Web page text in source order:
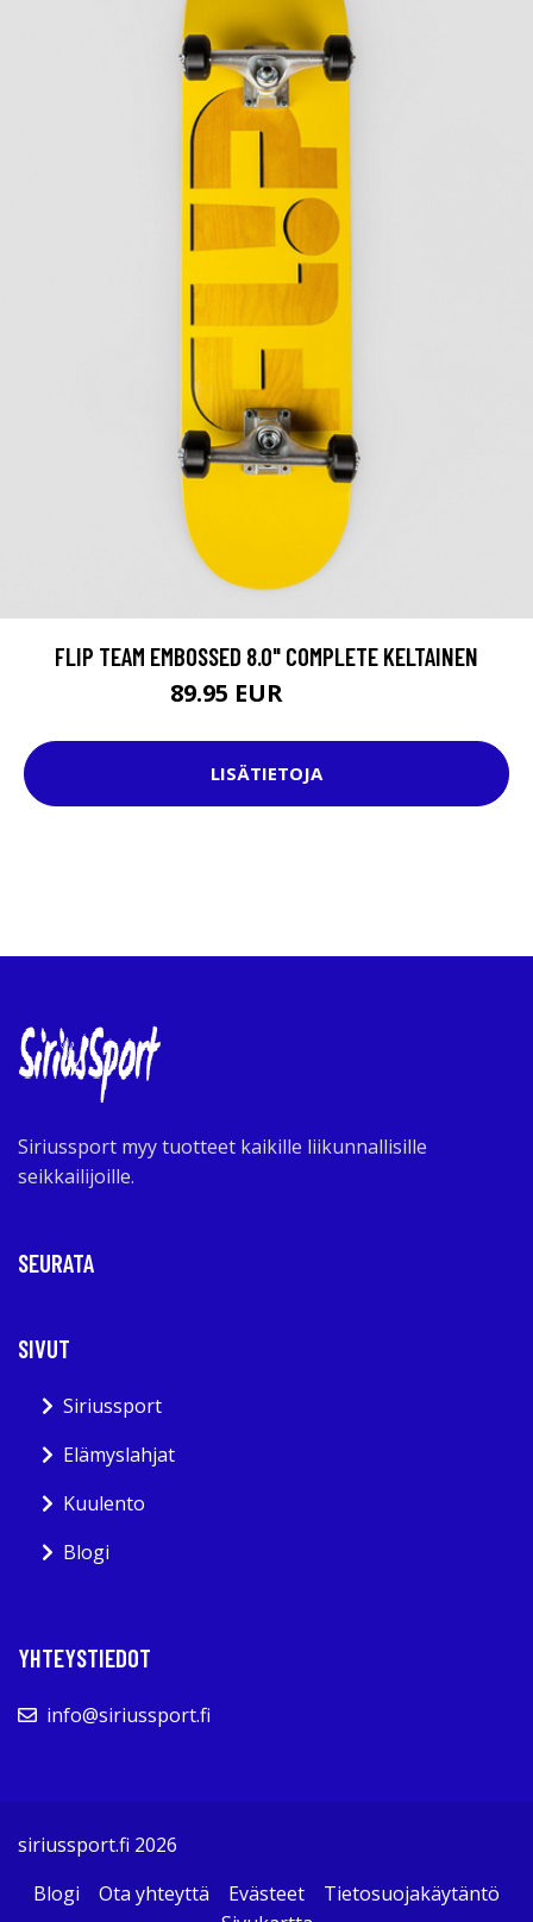
FLIP TEAM EMBOSSED 8.0" COMPLETE KELTAINEN
89.95 EUR
LISÄTIETOJA
Siriussport myy tuotteet kaikille liikunnallisille
seikkailijoille.
SEURATA
SIVUT
Siriussport
Elämyslahjat
Kuulento
Blogi
YHTEYSTIEDOT
info@siriussport.fi
siriussport.fi 2026
Blogi
Ota yhteyttä Evästeet
Tietosuojakäytäntö